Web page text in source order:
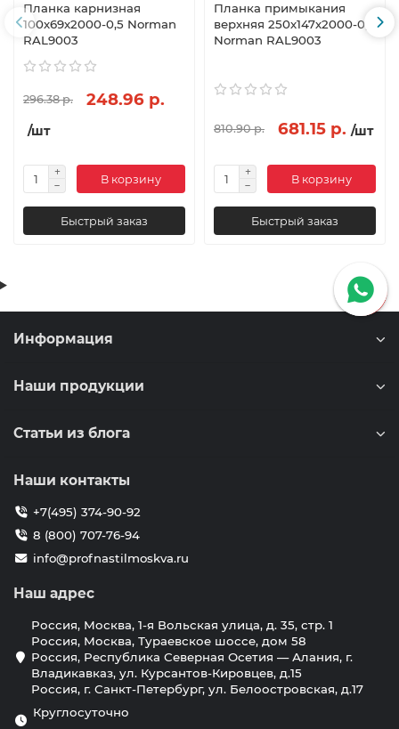
Планка карнизная
100х69х2000-0,5 Norman
RAL9003
296.38 р. 248.96 р.
/шт
В корзину
Быстрый заказ
Планка примыкания
верхняя 250х147х2000-0,5
Norman RAL9003
810.90 р. 681.15 р. /шт
В корзину
Быстрый заказ
Информация
Наши продукции
Статьи из блога
Наши контакты
+7(495) 374-90-92
8 (800) 707-76-94
info@profnastilmoskva.ru
Наш адрес
Россия, Москва, 1-я Вольская улица, д. 35, стр. 1
Россия, Москва, Тураевское шоссе, дом 58
Россия, Республика Северная Осетия — Алания, г.
Владикавказ, ул. Курсантов-Кировцев, д.15
Россия, г. Санкт-Петербург, ул. Белоостровская, д.17
Круглосуточно